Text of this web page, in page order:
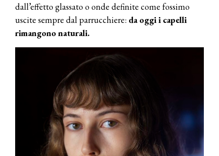
dall’effetto glassato o onde definite come fossimo
uscite sempre dal parrucchiere: da oggi i capelli
rimangono naturali.